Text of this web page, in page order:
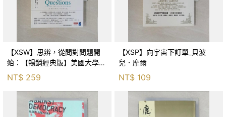
【XSW】思辨，從問對問題開
始：【暢銷經典版】美國大學邏
輯思考聖經_尼爾．布朗, 史都
華．基里, 羅耀宗, 蔡宏明, 黃賓
NT$ 259
【XSP】向宇宙下訂單_貝波
兒．摩爾
NT$ 109